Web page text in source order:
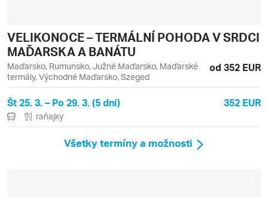
VELIKONOCE – TERMÁLNÍ POHODA V SRDCI
MAĎARSKA A BANÁTU
Maďarsko, Rumunsko, Južné Maďarsko, Maďarské
termály, Východné Maďarsko, Szeged
od 352 EUR
Št 25. 3. – Po 29. 3. (5 dní) 352 EUR
raňajky
Všetky termíny a možnosti